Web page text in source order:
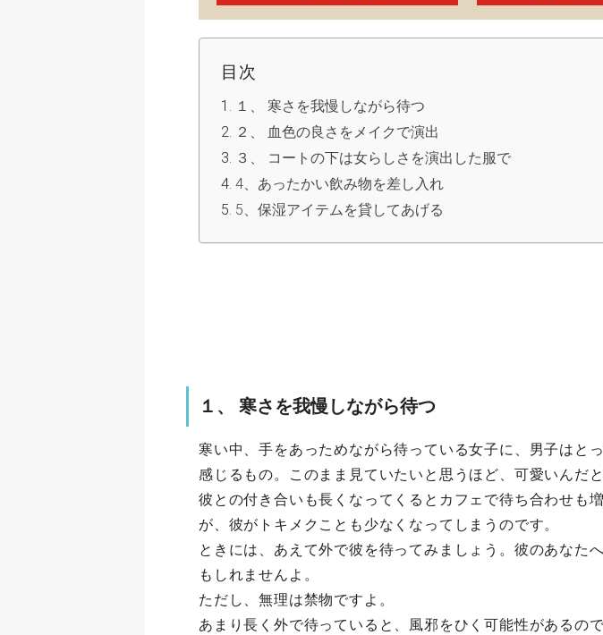
目次
１、 寒さを我慢しながら待つ
２、 血色の良さをメイクで演出
３、 コートの下は女らしさを演出した服で
4、あったかい飲み物を差し入れ
5、保湿アイテムを貸してあげる
１、 寒さを我慢しながら待つ
寒い中、手をあっためながら待っている女子に、男子はと
感じるもの。このまま見ていたいと思うほど、可愛いんだと
彼との付き合いも長くなってくるとカフェで待ち合わせも
が、彼がトキメクことも少なくなってしまうのです。
ときには、あえて外で彼を待ってみましょう。彼のあなた
もしれませんよ。
ただし、無理は禁物ですよ。
あまり長く外で待っていると、風邪をひく可能性があるので